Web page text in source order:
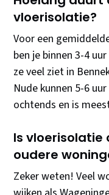
vloerisolatie?
Voor een
ben je binnen 3-4
ze veel ziet in
Nude kunnen 5-6
ochtends en is
Is vloerisolatie
oudere
Zeker weten! Veel